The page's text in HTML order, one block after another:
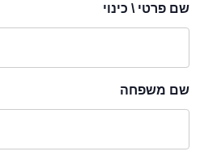
שם פרטי \ כינוי
שם משפחה